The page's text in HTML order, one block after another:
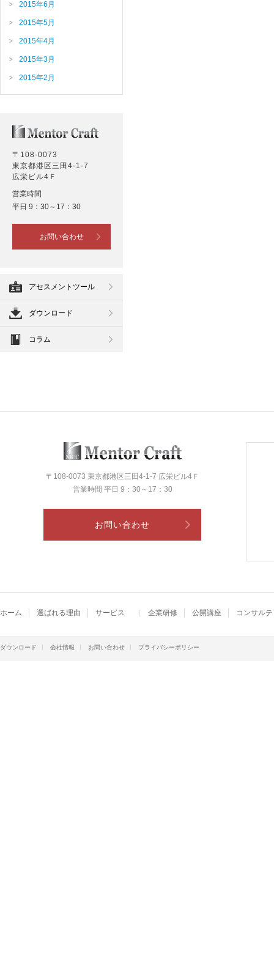
2015年6月
2015年5月
2015年4月
2015年3月
2015年2月
〒108-0073
東京都港区三田4-1-7
広栄ビル4Ｆ
営業時間
平日 9：30～17：30
お問い合わせ
アセスメントツール
ダウンロード
コラム
〒108-0073 東京都港区三田4-1-7 広栄ビル4Ｆ
営業時間 平日 9：30～17：30
お問い合わせ
ホーム 選ばれる理由 サービス 企業研修 公開講座 コンサル
ダウンロード 会社情報 お問い合わせ プライバシーポリシー